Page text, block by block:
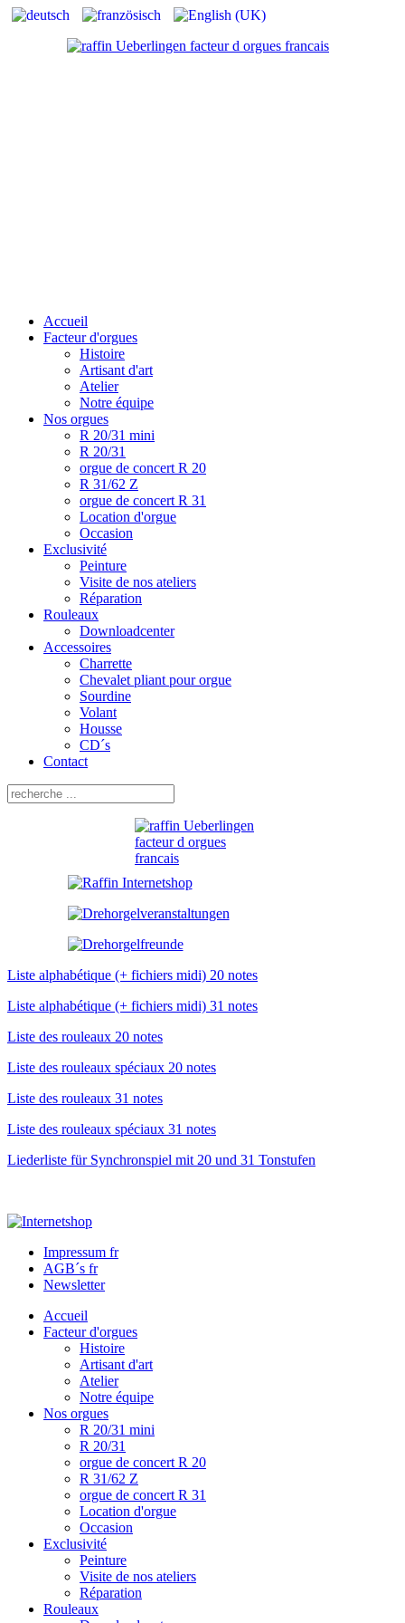
Accueil
Facteur d'orgues
Histoire
Artisant d'art
Atelier
Notre équipe
Nos orgues
R 20/31 mini
R 20/31
orgue de concert R 20
R 31/62 Z
orgue de concert R 31
Location d'orgue
Occasion
Exclusivité
Peinture
Visite de nos ateliers
Réparation
Rouleaux
Downloadcenter
Accessoires
Charrette
Chevalet pliant pour orgue
Sourdine
Volant
Housse
CD´s
Contact
Liste alphabétique (+ fichiers midi) 20 notes
Liste alphabétique (+ fichiers midi) 31 notes
Liste des rouleaux 20 notes
Liste des rouleaux spéciaux 20 notes
Liste des rouleaux 31 notes
Liste des rouleaux spéciaux 31 notes
Liederliste für Synchronspiel mit 20 und 31 Tonstufen
Impressum fr
AGB´s fr
Newsletter
Accueil
Facteur d'orgues
Histoire
Artisant d'art
Atelier
Notre équipe
Nos orgues
R 20/31 mini
R 20/31
orgue de concert R 20
R 31/62 Z
orgue de concert R 31
Location d'orgue
Occasion
Exclusivité
Peinture
Visite de nos ateliers
Réparation
Rouleaux